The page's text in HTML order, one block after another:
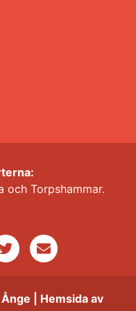
och Torpshammar.
| Hemsida av